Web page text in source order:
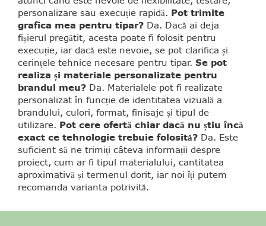
personalizare sau execuție rapidă. Pot trimite
grafica mea pentru tipar? Da. Dacă ai deja
fișierul pregătit, acesta poate fi folosit pentru
execuție, iar dacă este nevoie, se pot clarifica și
cerințele tehnice necesare pentru tipar. Se pot
realiza și materiale personalizate pentru
brandul meu? Da. Materialele pot fi realizate
personalizat în funcție de identitatea vizuală a
brandului, culori, format, finisaje și tipul de
utilizare. Pot cere ofertă chiar dacă nu știu încă
exact ce tehnologie trebuie folosită? Da. Este
suficient să ne trimiți câteva informații despre
proiect, cum ar fi tipul materialului, cantitatea
aproximativă și termenul dorit, iar noi îți putem
recomanda varianta potrivită.